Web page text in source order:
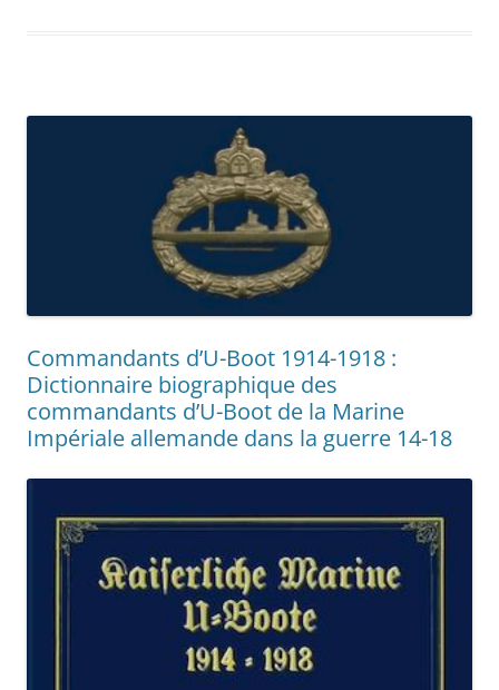
Commandants d’U-Boot 1914-1918 :
Dictionnaire biographique des
commandants d’U-Boot de la Marine
Impériale allemande dans la guerre 14-18